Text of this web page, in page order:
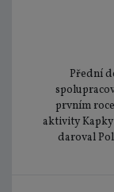
Přední
prvním
aktivity Kapky
daroval